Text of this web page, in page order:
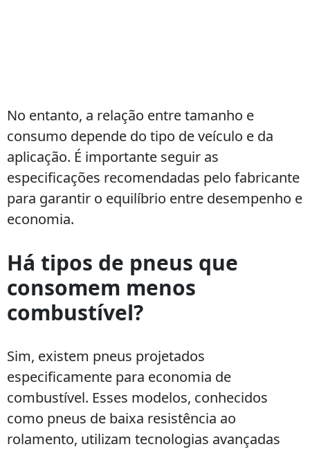
No entanto, a relação entre tamanho e
consumo depende do tipo de veículo e da
aplicação. É importante seguir as
especificações recomendadas pelo fabricante
para garantir o equilíbrio entre desempenho e
economia.
Há tipos de pneus que
consomem menos
combustível?
Sim, existem pneus projetados
especificamente para economia de
combustível. Esses modelos, conhecidos
como pneus de baixa resistência ao
rolamento, utilizam tecnologias avançadas